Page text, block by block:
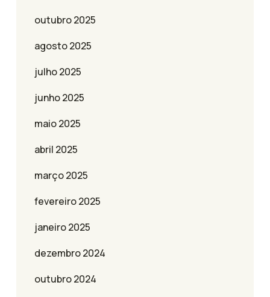
outubro 2025
agosto 2025
julho 2025
junho 2025
maio 2025
abril 2025
março 2025
fevereiro 2025
janeiro 2025
dezembro 2024
outubro 2024